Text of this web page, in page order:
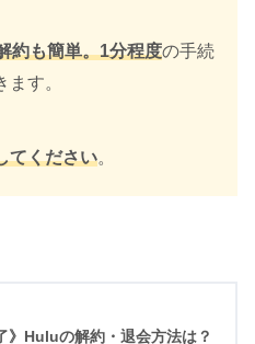
約も簡単。1分程度の手続
す。
てください。
》Huluの解約・退会方法は？